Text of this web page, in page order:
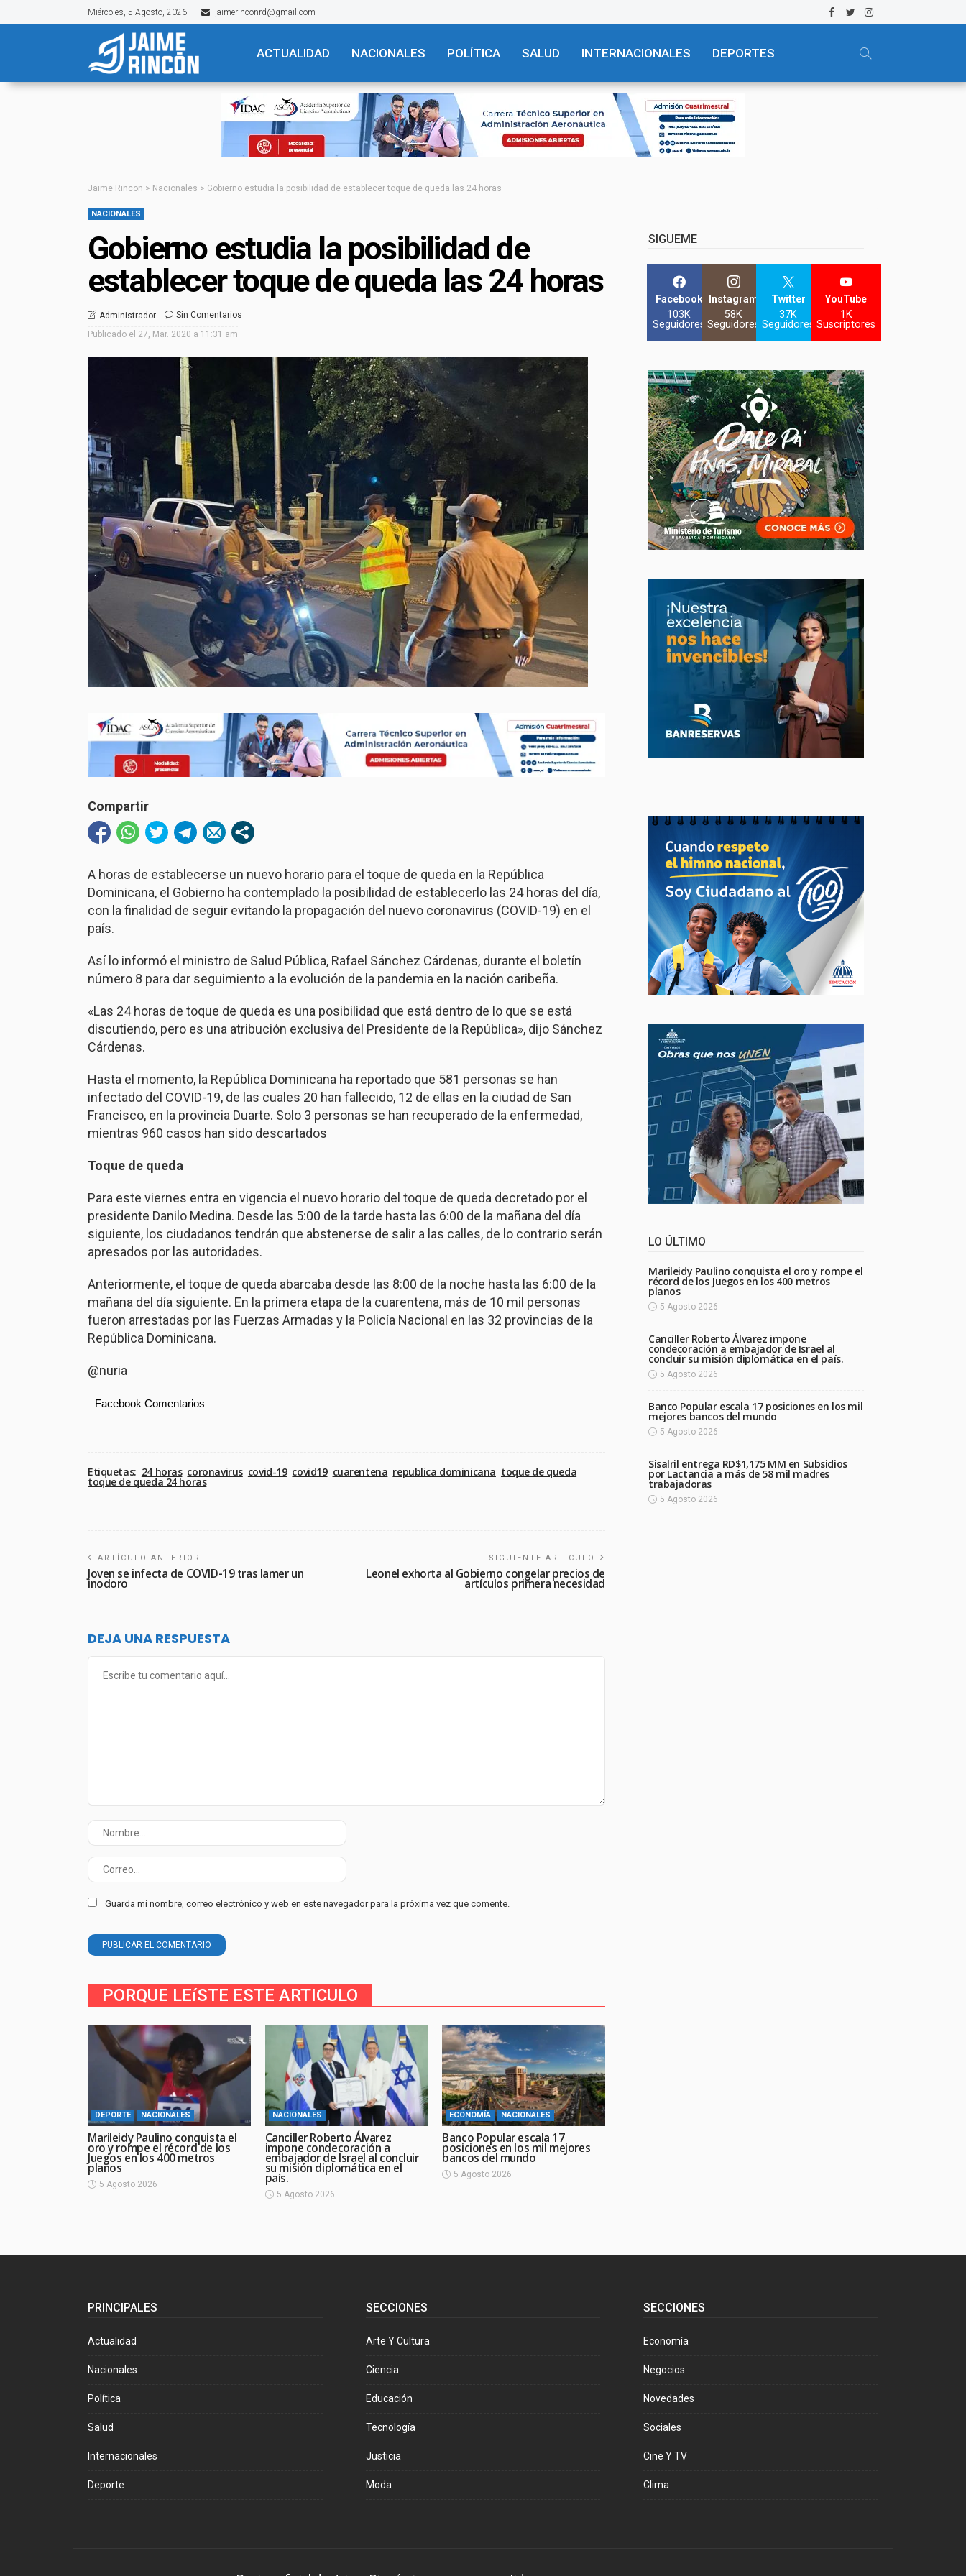
Miércoles, 5 Agosto, 2026 jaimerinconrd@gmail.com
ACTUALIDAD NACIONALES POLÍTICA SALUD INTERNACIONALES DEPORTES
Jaime Rincon > Nacionales > Gobierno estudia la posibilidad de establecer toque de queda las 24 horas
NACIONALES
Gobierno estudia la posibilidad de
establecer toque de queda las 24 horas
Administrador
Sin Comentarios
Publicado el 27, Mar. 2020 a 11:31 am
Compartir
A horas de establecerse un nuevo horario para el toque de queda en la República
Dominicana, el Gobierno ha contemplado la posibilidad de establecerlo las 24 horas del día,
con la finalidad de seguir evitando la propagación del nuevo coronavirus (COVID-19) en el
país.
Así lo informó el ministro de Salud Pública, Rafael Sánchez Cárdenas, durante el boletín
número 8 para dar seguimiento a la evolución de la pandemia en la nación caribeña.
«Las 24 horas de toque de queda es una posibilidad que está dentro de lo que se está
discutiendo, pero es una atribución exclusiva del Presidente de la República», dijo Sánchez
Cárdenas.
Hasta el momento, la República Dominicana ha reportado que 581 personas se han
infectado del COVID-19, de las cuales 20 han fallecido, 12 de ellas en la ciudad de San
Francisco, en la provincia Duarte. Solo 3 personas se han recuperado de la enfermedad,
mientras 960 casos han sido descartados
Toque de queda
Para este viernes entra en vigencia el nuevo horario del toque de queda decretado por el
presidente Danilo Medina. Desde las 5:00 de la tarde hasta las 6:00 de la mañana del día
siguiente, los ciudadanos tendrán que abstenerse de salir a las calles, de lo contrario serán
apresados por las autoridades.
Anteriormente, el toque de queda abarcaba desde las 8:00 de la noche hasta las 6:00 de la
mañana del día siguiente. En la primera etapa de la cuarentena, más de 10 mil personas
fueron arrestadas por las Fuerzas Armadas y la Policía Nacional en las 32 provincias de la
República Dominicana.
@nuria
Facebook Comentarios
Etiquetas: 24 horas coronavirus covid-19 covid19 cuarentena republica dominicana toque de queda
toque de queda 24 horas
ARTÍCULO ANTERIOR
Joven se infecta de COVID-19 tras lamer un
inodoro
SIGUIENTE ARTICULO
Leonel exhorta al Gobierno congelar precios de
artículos primera necesidad
DEJA UNA RESPUESTA
Guarda mi nombre, correo electrónico y web en este navegador para la próxima vez que comente.
PORQUE LEíSTE ESTE ARTICULO
DEPORTE NACIONALES
Marileidy Paulino conquista el
oro y rompe el récord de los
Juegos en los 400 metros
planos
5 Agosto 2026
NACIONALES
Canciller Roberto Álvarez
impone condecoración a
embajador de Israel al concluir
su misión diplomática en el
país.
5 Agosto 2026
ECONOMÍA NACIONALES
Banco Popular escala 17
posiciones en los mil mejores
bancos del mundo
5 Agosto 2026
SIGUEME
Facebook
103K
Seguidores
Instagram
58K
Seguidores
Twitter
37K
Seguidores
YouTube
1K
Suscriptores
LO ÚLTIMO
Marileidy Paulino conquista el oro y rompe el
récord de los Juegos en los 400 metros
planos
5 Agosto 2026
Canciller Roberto Álvarez impone
condecoración a embajador de Israel al
concluir su misión diplomática en el país.
5 Agosto 2026
Banco Popular escala 17 posiciones en los mil
mejores bancos del mundo
5 Agosto 2026
Sisalril entrega RD$1,175 MM en Subsidios
por Lactancia a más de 58 mil madres
trabajadoras
5 Agosto 2026
PRINCIPALES
Actualidad
Nacionales
Política
Salud
Internacionales
Deporte
SECCIONES
Arte Y Cultura
Ciencia
Educación
Tecnología
Justicia
Moda
SECCIONES
Economía
Negocios
Novedades
Sociales
Cine Y TV
Clima